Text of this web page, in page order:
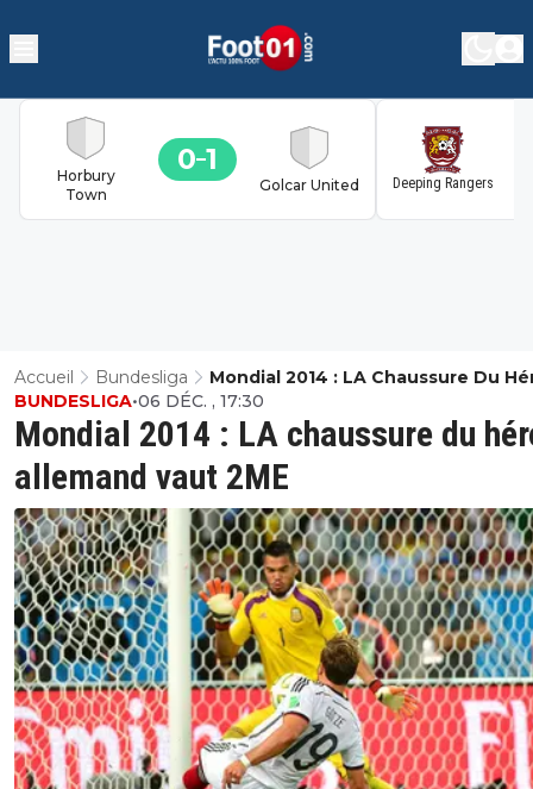
Horbury
Town
0 1
Golcar United Deeping Rangers
Accueil Bundesliga
Mondial 2014 : LA Chaussure Du
Allemand Vaut 2ME
Mondial 2014 : LA chaussure du
allemand vaut 2ME
BUNDESLIGA•06 DÉC. , 17:30